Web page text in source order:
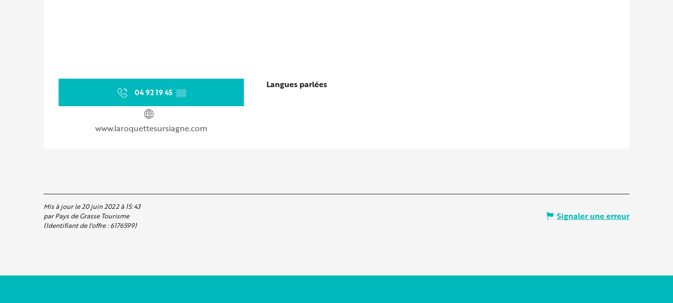
04 92 19 45 ▒▒
www.laroquettesursiagne.com
Langues parlées
Langues parlées
Mis à jour le 20 juin 2022 à 15:43
par Pays de Grasse Tourisme
(Identifiant de l'offre :6176599)
Signaler une erreur